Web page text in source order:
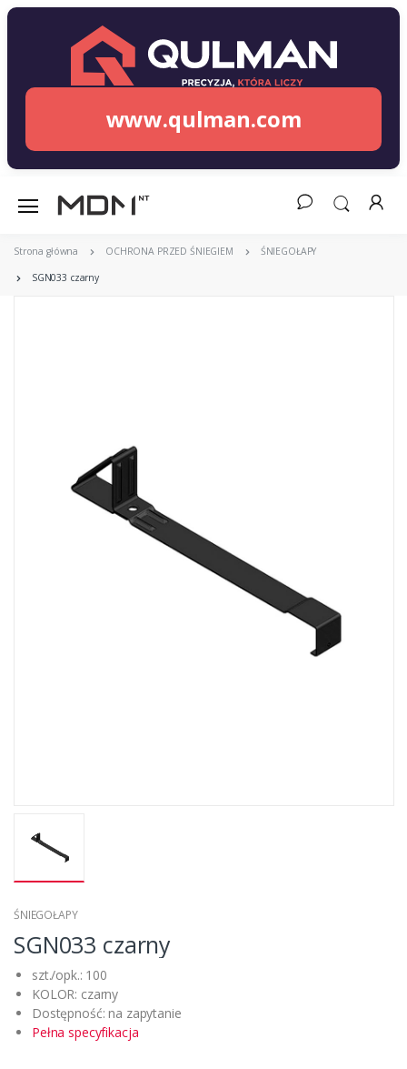
www.qulman.com
Strona główna OCHRONA PRZED ŚNIEGIEM ŚNIEGOŁAPY
SGN033 czarny
ŚNIEGOŁAPY
SGN033 czarny
szt./opk.: 100
KOLOR: czarny
Dostępność: na zapytanie
Pełna specyfikacja